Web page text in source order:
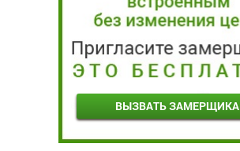
ВЫЗВАТЬ ЗАМЕРЩИКА